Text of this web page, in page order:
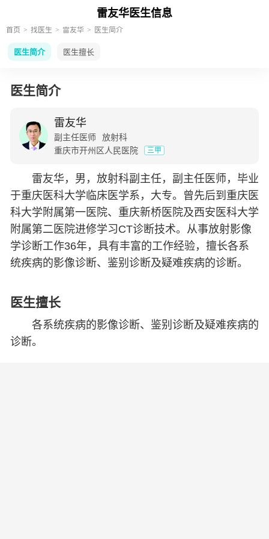
雷友华医生信息
首页 找医生 雷友华 医生简介
医生简介 医生擅长
医生简介
雷友华
副主任医师
放射科
重庆市开州区人民医院
三甲
雷友华，男，放射科副主任，副主任医师，毕业
于重庆医科大学临床医学系，大专。曾先后到重庆医
科大学附属第一医院、重庆新桥医院及西安医科大学
附属第二医院进修学习CT诊断技术。从事放射影像
学诊断工作36年，具有丰富的工作经验，擅长各系
统疾病的影像诊断、鉴别诊断及疑难疾病的诊断。
医生擅长
各系统疾病的影像诊断、鉴别诊断及疑难疾病的
诊断。